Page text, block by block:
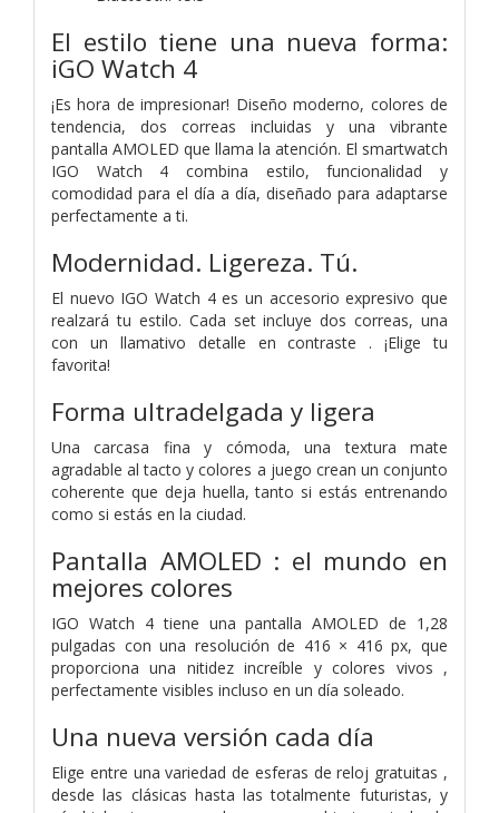
El estilo tiene una nueva forma:
iGO Watch 4
¡Es hora de impresionar! Diseño moderno, colores de
tendencia, dos correas incluidas y una vibrante
pantalla AMOLED que llama la atención. El smartwatch
IGO Watch 4 combina estilo, funcionalidad y
comodidad para el día a día, diseñado para adaptarse
perfectamente a ti.
Modernidad. Ligereza. Tú.
El nuevo IGO Watch 4 es un accesorio expresivo que
realzará tu estilo. Cada set incluye dos correas, una
con un llamativo detalle en contraste . ¡Elige tu
favorita!
Forma ultradelgada y ligera
Una carcasa fina y cómoda, una textura mate
agradable al tacto y colores a juego crean un conjunto
coherente que deja huella, tanto si estás entrenando
como si estás en la ciudad.
Pantalla AMOLED : el mundo en
mejores colores
IGO Watch 4 tiene una pantalla AMOLED de 1,28
pulgadas con una resolución de 416 × 416 px, que
proporciona una nitidez increíble y colores vivos ,
perfectamente visibles incluso en un día soleado.
Una nueva versión cada día
Elige entre una variedad de esferas de reloj gratuitas ,
desde las clásicas hasta las totalmente futuristas, y